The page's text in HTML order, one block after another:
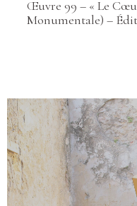
Œuvre 99 – « Le
Monumentale) –